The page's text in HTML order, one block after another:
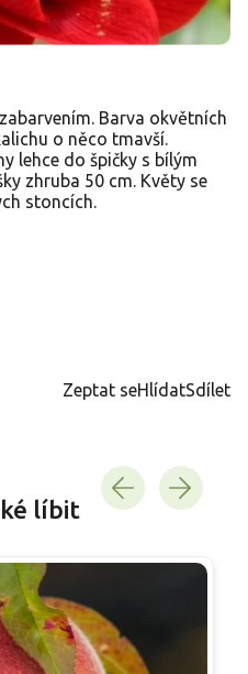
Barva okvětních
o něco tmavší.
lehce do špičky s bílým
zhruba 50 cm. Květy se
stoncích.
Zeptat seHlídatSdílet
líbit